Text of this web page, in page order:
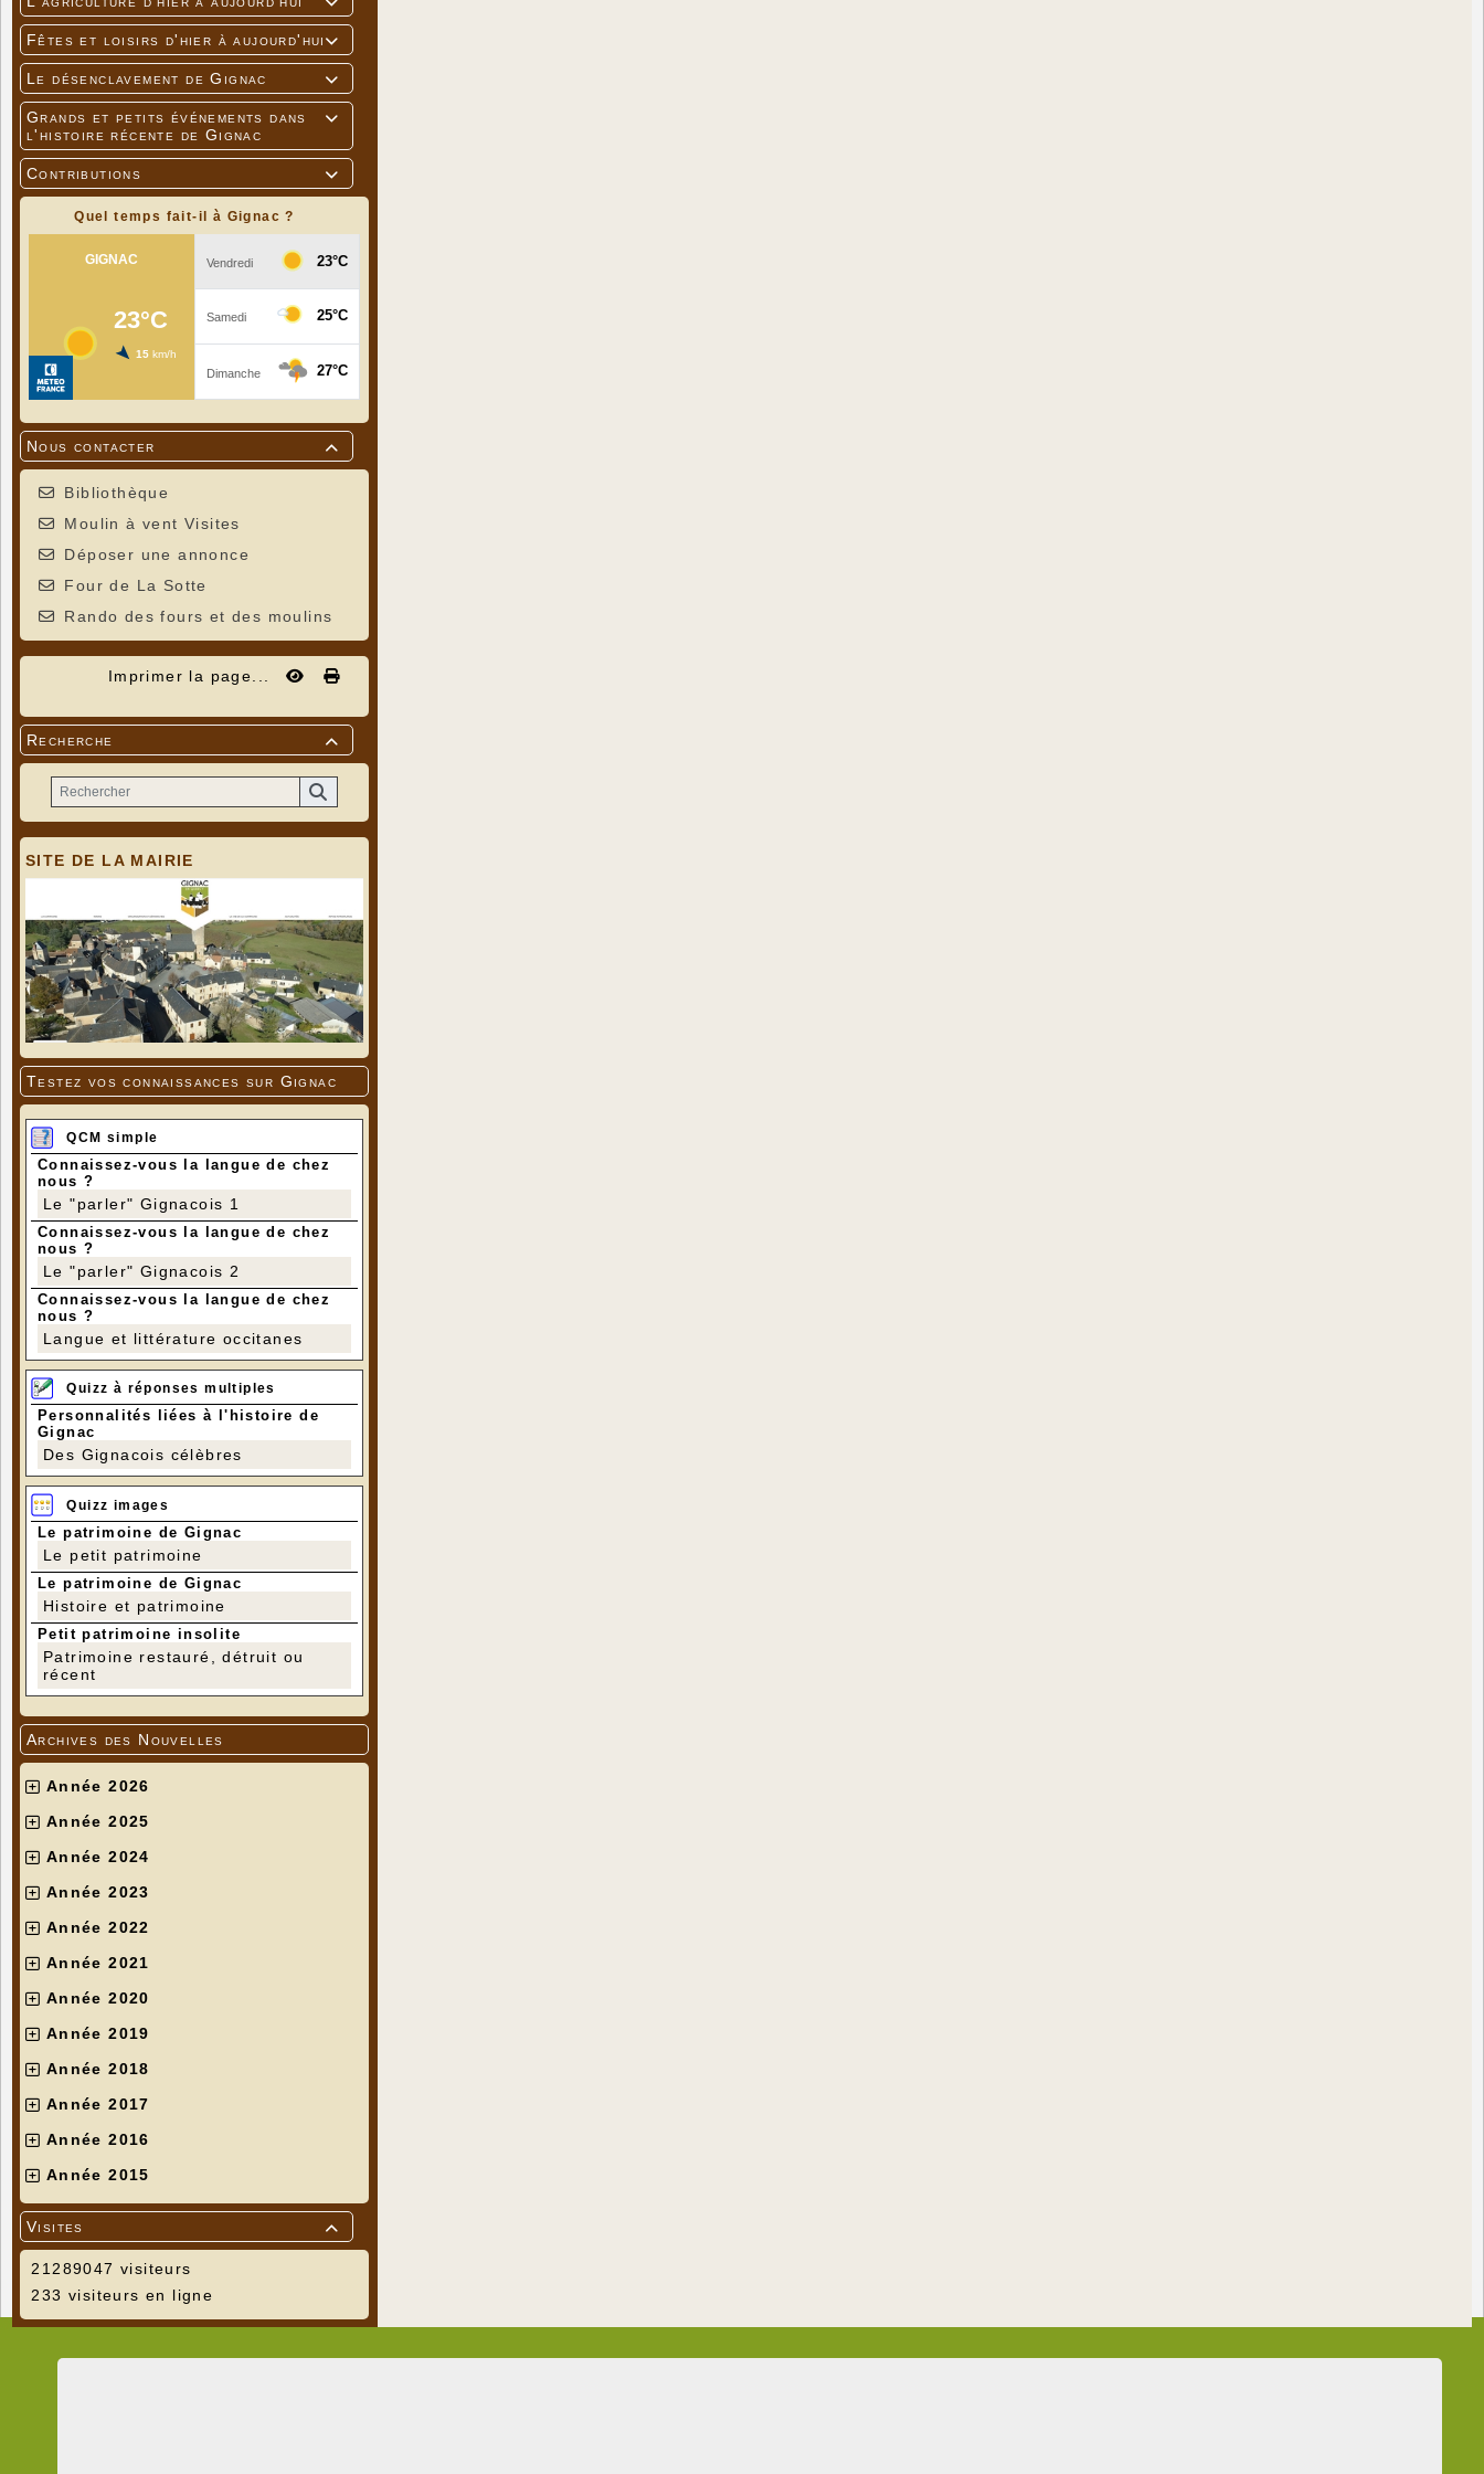


Fêtes et loisirs d'hier à aujourd'hui

Le désenclavement de Gignac

Grands et petits événements dans
l'histoire récente de Gignac

Contributions
Quel temps fait-il à Gignac ?

Nous contacter
Bibliothèque
Moulin à vent Visites
Déposer une annonce
Four de La Sotte
Rando des fours et des moulins
Imprimer la page...

Recherche
SITE DE LA MAIRIE
Testez vos connaissances sur Gignac
QCM simple
Connaissez-vous la langue de chez
nous ?
Le "parler" Gignacois 1
Connaissez-vous la langue de chez
nous ?
Le "parler" Gignacois 2
Connaissez-vous la langue de chez
nous ?
Langue et littérature occitanes
Quizz à réponses multiples
Personnalités liées à l'histoire de
Gignac
Des Gignacois célèbres
Quizz images
Le patrimoine de Gignac
Le petit patrimoine
Le patrimoine de Gignac
Histoire et patrimoine
Petit patrimoine insolite
Patrimoine restauré, détruit ou
récent
Archives des Nouvelles
Année 2026
Année 2025
Année 2024
Année 2023
Année 2022
Année 2021
Année 2020
Année 2019
Année 2018
Année 2017
Année 2016
Année 2015

Visites
21289047 visiteurs
233 visiteurs en ligne